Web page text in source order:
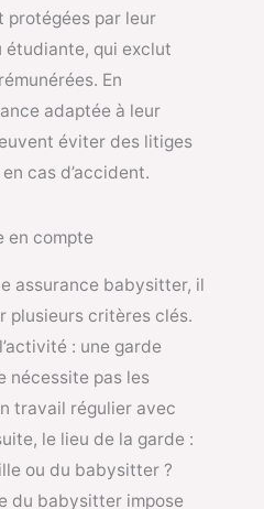
par leur
étudiante, qui exclut
En
adaptée à leur
éviter des litiges
cas d’accident.
en compte
assurance babysitter, il
plusieurs critères clés.
: une garde
nécessite pas les
travail régulier avec
le lieu de la garde :
ou du babysitter ?
du babysitter impose